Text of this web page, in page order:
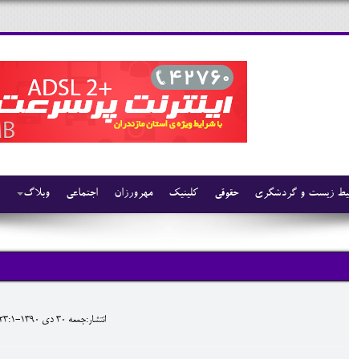
وبلاگ اجتماعی مهرورزان کلینیک حقوقی زیست و گردشگری
انتشار:جمعه 30 دی 1390-23:1